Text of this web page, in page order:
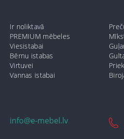
info@e-mebel.lv
Ir noliktavā
PREMIUM mēbeles
Viesistabai
Bērnu istabas
Virtuvei
Vannas istabai